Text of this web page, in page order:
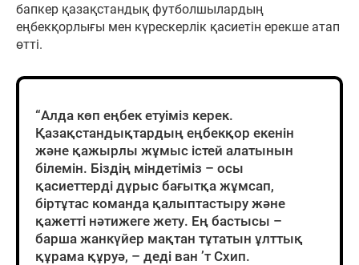
бапкер қазақстандық футболшылардың
еңбекқорлығы мен күрескерлік қасиетін ерекше атап
өтті.
“Алда көп еңбек етуіміз керек.
Қазақстандықтардың еңбекқор екенін
және қажырлы жұмыс істей алатынын
білемін. Біздің міндетіміз – осы
қасиеттерді дұрыс бағытқа жұмсап,
біртұтас команда қалыптастыру және
қажетті нәтижеге жету. Ең бастысы –
барша жанкүйер мақтан тұтатын ұлттық
құрама құруә, – деді ван ’т Схип.